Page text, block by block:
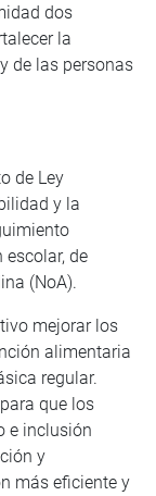
dos
la
de las personas
de Ley
y la
de
(NoA).
mejorar los
alimentaria
regular.
que los
e inclusión
y
más eficiente y